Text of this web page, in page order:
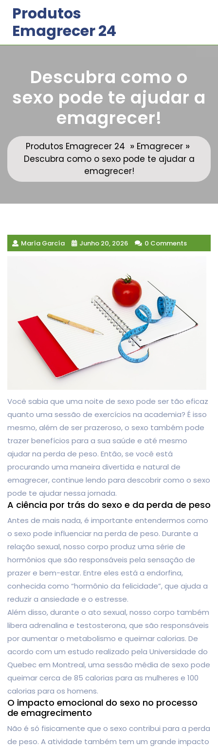
content
Produtos
Emagrecer 24
Descubra como o
sexo pode te ajudar a
emagrecer!
Produtos Emagrecer 24 » Emagrecer »
Descubra como o sexo pode te ajudar a
emagrecer!
María García Junho 20, 2026 0 Comments
Você sabia que uma noite de sexo pode ser tão eficaz
quanto uma sessão de exercícios na academia? É isso
mesmo, além de ser prazeroso, o sexo também pode
trazer benefícios para a sua saúde e até mesmo
ajudar na perda de peso. Então, se você está
procurando uma maneira divertida e natural de
emagrecer, continue lendo para descobrir como o sexo
pode te ajudar nessa jornada.
A ciência por trás do sexo e da perda de peso
Antes de mais nada, é importante entendermos como
o sexo pode influenciar na perda de peso. Durante a
relação sexual, nosso corpo produz uma série de
hormônios que são responsáveis pela sensação de
prazer e bem-estar. Entre eles está a endorfina,
conhecida como “hormônio da felicidade”, que ajuda a
reduzir a ansiedade e o estresse.
Além disso, durante o ato sexual, nosso corpo também
libera adrenalina e testosterona, que são responsáveis
por aumentar o metabolismo e queimar calorias. De
acordo com um estudo realizado pela Universidade do
Quebec em Montreal, uma sessão média de sexo pode
queimar cerca de 85 calorias para as mulheres e 100
calorias para os homens.
O impacto emocional do sexo no processo
de emagrecimento
Não é só fisicamente que o sexo contribui para a perda
de peso. A atividade também tem um grande impacto